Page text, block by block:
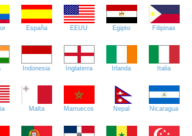
España EEUU Egipto Filipinas
Indonesia Inglaterra Irlanda Italia
Malta Marruecos Nepal Nicaragua